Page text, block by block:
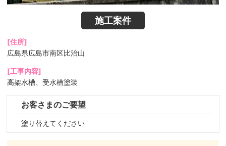
施工案件
[住所]
広島県広島市南区比治山
[工事内容]
高架水槽、受水槽塗装
お客さまのご要望
塗り替えてください